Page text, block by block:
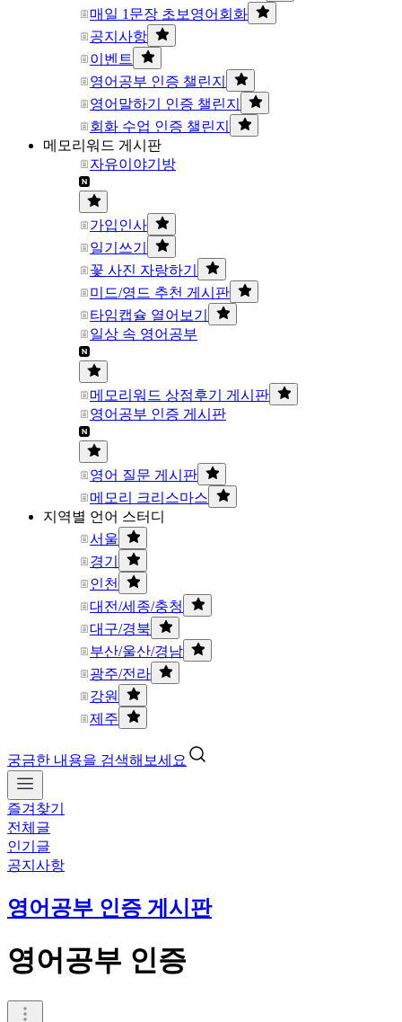
매일 1문장 초보영어회화
공지사항
이벤트
영어공부 인증 챌린지
영어말하기 인증 챌린지
회화 수업 인증 챌린지
메모리워드 게시판
자유이야기방
가입인사
일기쓰기
꽃 사진 자랑하기
미드/영드 추천 게시판
타임캡슐 열어보기
일상 속 영어공부
메모리워드 상점후기 게시판
영어공부 인증 게시판
영어 질문 게시판
메모리 크리스마스
지역별 언어 스터디
서울
경기
인천
대전/세종/충청
대구/경북
부산/울산/경남
광주/전라
강원
제주
궁금한 내용을 검색해보세요
즐겨찾기
전체글
인기글
공지사항
영어공부 인증 게시판
영어공부 인증